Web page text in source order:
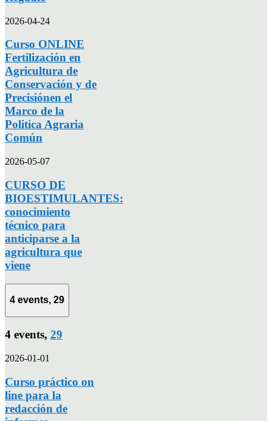
2026-04-24
Curso ONLINE
Fertilización en
Agricultura de
Conservación y de
Precisiónen el
Marco de la
Politica Agraria
Común
2026-05-07
CURSO DE
BIOESTIMULANTES:
conocimiento
técnico para
anticiparse a la
agricultura que
viene
4 events, 29
4 events, 29
2026-01-01
Curso práctico on
line para la
redacción de